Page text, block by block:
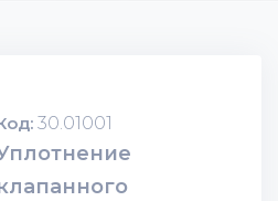
30.01001